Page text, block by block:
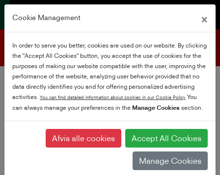
Produktsupport
Cookie Management ×
In order to serve you better, cookies are used on our website. By clicking
the "Accept All Cookies" button, you accept the use of cookies for the
purposes of making our website compatible with the user, improving the
performance of the website, analyzing user behavior provided that no
data directly identifies you and for offering personalized advertising
activities. You can find detailed information about cookies in our Cookie Policy You
can always manage your preferences in the Manage Cookies section.
Afvis alle cookies Accept All Cookies
Manage Cookies